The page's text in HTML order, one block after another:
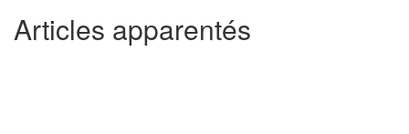
Articles apparentés